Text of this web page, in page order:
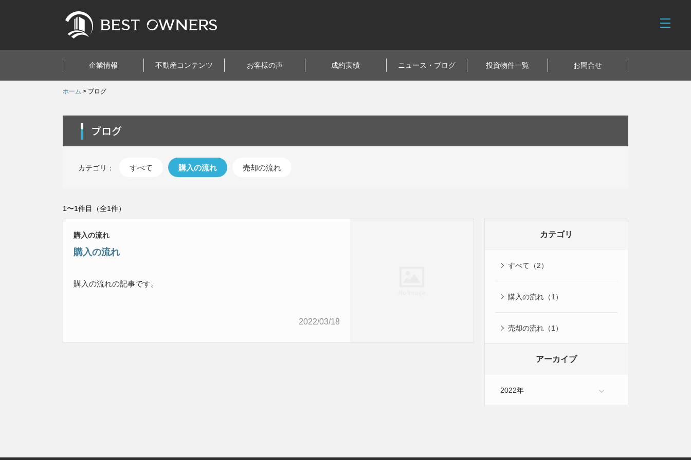
企業情報 不動産コンテンツ お客様の声 成約実績 ニュース・ブログ 投資物件一覧 お問合せ
ホーム > ブログ
ブログ
カテゴリ： すべて 購入の流れ 売却の流れ
1〜1件目 （全1件）
購入の流れ
購入の流れ
購入の流れの記事です。
2022/03/18
カテゴリ
すべて（2）
購入の流れ（1）
売却の流れ（1）
アーカイブ
2022年